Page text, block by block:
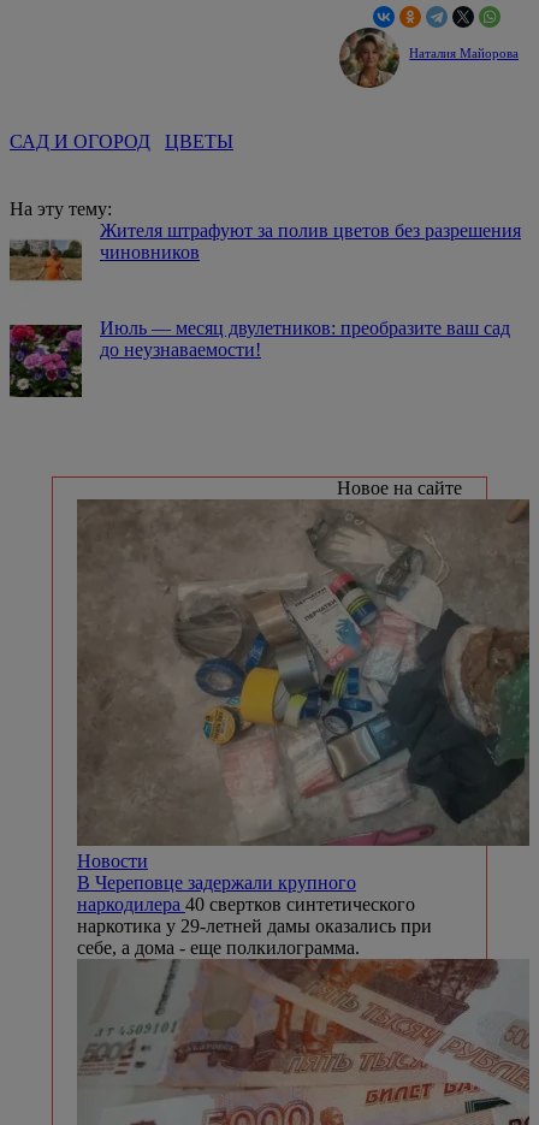
Наталия Майорова
САД И ОГОРОД ЦВЕТЫ
На эту тему:
Жителя штрафуют за полив цветов без разрешения
чиновников
Июль — месяц двулетников: преобразите ваш сад
до неузнаваемости!
Новое на сайте
Новости
В Череповце задержали крупного
наркодилера 40 свертков синтетического
наркотика у 29-летней дамы оказались при
себе, а дома - еще полкилограмма.